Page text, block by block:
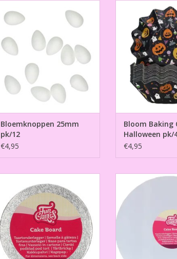
TOEVOEGEN AAN WINKELWAGEN
Bloemknoppen 25mm
pk/12
€4,95
Bloom Baking
pk/48
TOEVOEGEN AAN
Bloom Baking
Halloween pk/
€4,95
TOEVOEGEN AAN WINKELWAGEN
Cake Board
TOEVOEGEN AAN